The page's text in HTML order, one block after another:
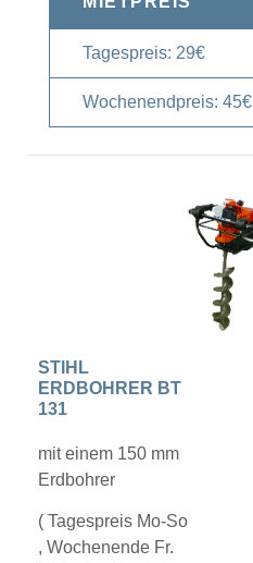
Tagespreis: 29€
Wochenendpreis: 45€
STIHL
ERDBOHRER BT
131
mit einem 150 mm
Erdbohrer
( Tagespreis Mo-So
, Wochenende Fr.